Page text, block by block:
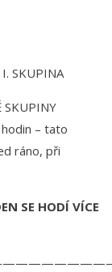
SKUPINA
SKUPINY
hodin – tato
ráno, při
SE HODÍ VÍCE